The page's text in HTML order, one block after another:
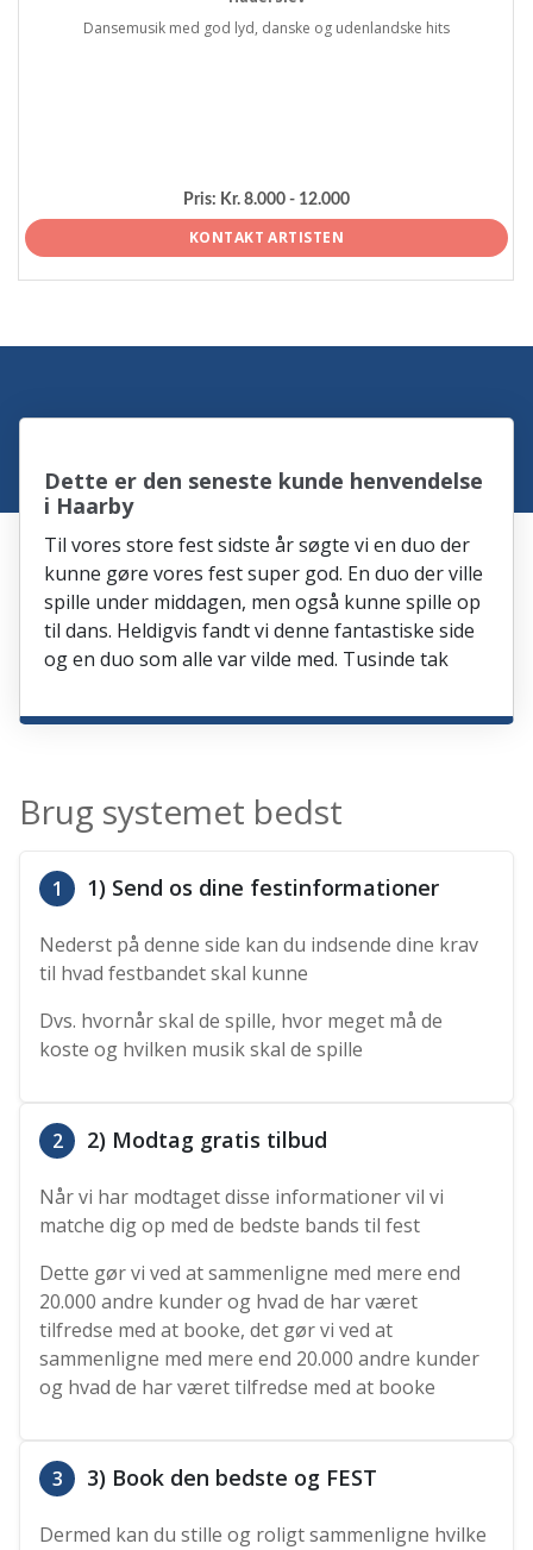
Dansemusik med god lyd, danske og udenlandske hits
Pris: Kr. 8.000 - 12.000
KONTAKT ARTISTEN
Dette er den seneste kunde henvendelse
i Haarby
Til vores store fest sidste år søgte vi en duo der
kunne gøre vores fest super god. En duo der ville
spille under middagen, men også kunne spille op
til dans. Heldigvis fandt vi denne fantastiske side
og en duo som alle var vilde med. Tusinde tak
Brug systemet bedst
1 1) Send os dine festinformationer
Nederst på denne side kan du indsende dine krav
til hvad festbandet skal kunne
Dvs. hvornår skal de spille, hvor meget må de
koste og hvilken musik skal de spille
2 2) Modtag gratis tilbud
Når vi har modtaget disse informationer vil vi
matche dig op med de bedste bands til fest
Dette gør vi ved at sammenligne med mere end
20.000 andre kunder og hvad de har været
tilfredse med at booke, det gør vi ved at
sammenligne med mere end 20.000 andre kunder
og hvad de har været tilfredse med at booke
3 3) Book den bedste og FEST
Dermed kan du stille og roligt sammenligne hvilke